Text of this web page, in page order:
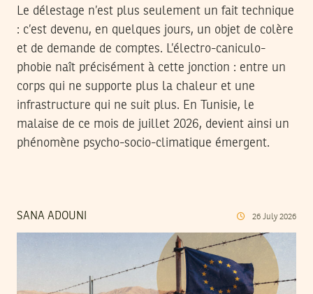
Le délestage n’est plus seulement un fait technique
: c’est devenu, en quelques jours, un objet de colère
et de demande de comptes. L’électro-caniculo-
phobie naît précisément à cette jonction : entre un
corps qui ne supporte plus la chaleur et une
infrastructure qui ne suit plus. En Tunisie, le
malaise de ce mois de juillet 2026, devient ainsi un
phénomène psycho-socio-climatique émergent.
SANA ADOUNI 26 July 2026